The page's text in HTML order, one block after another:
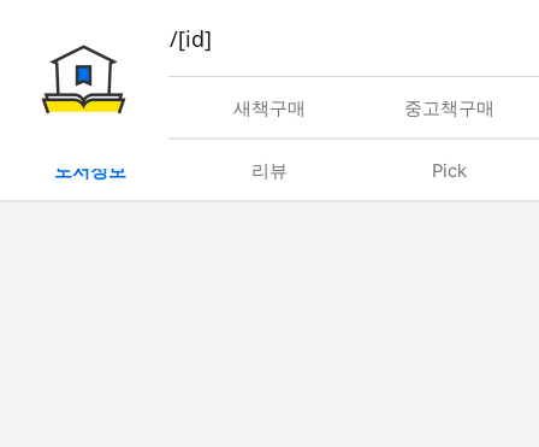
book/rent/[id]
대여 새책구매 중고책구매
도서정보 리뷰 Pick